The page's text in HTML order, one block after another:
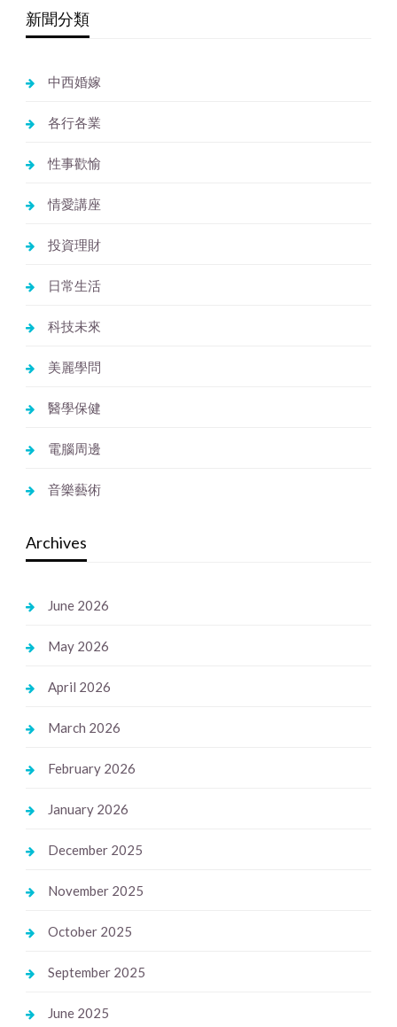
新聞分類
中西婚嫁
各行各業
性事歡愉
情愛講座
投資理財
日常生活
科技未來
美麗學問
醫學保健
電腦周邊
音樂藝術
Archives
June 2026
May 2026
April 2026
March 2026
February 2026
January 2026
December 2025
November 2025
October 2025
September 2025
June 2025